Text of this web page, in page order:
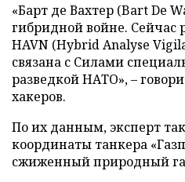
«Барт де Вахтер (Bart De
гибридной войне. Сейчас
HAVN (Hybrid Analyse
связана с Силами
разведкой НАТО», –
хакеров.
По их данным, эксперт
координаты танкера
сжиженный природный